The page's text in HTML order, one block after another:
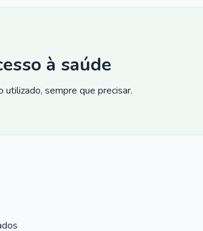
à saúde
sempre que precisar.